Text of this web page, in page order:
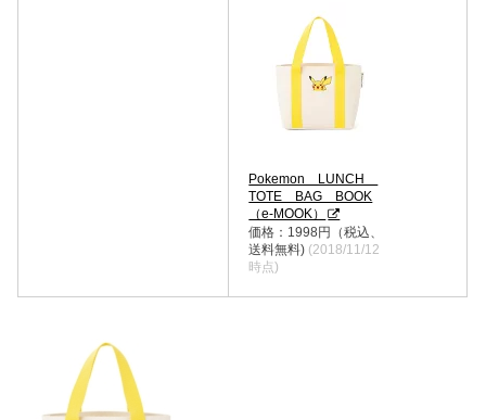
Pokemon LUNCH
TOTE BAG BOOK
（e-MOOK）
価格：1998円（税込、
送料無料) (2018/11/12
時点)